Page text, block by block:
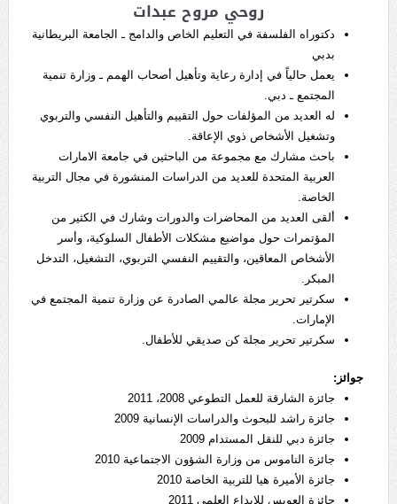
روحي مروح عبدات
دكتوراه الفلسفة في التعليم الخاص والدامج ـ الجامعة البريطانية
بدبي
يعمل حالياً في إدارة رعاية وتأهيل أصحاب الهمم ـ وزارة تنمية
المجتمع ـ دبي.
له العديد من المؤلفات حول التقييم والتأهيل النفسي والتربوي
وتشغيل الأشخاص ذوي الإعاقة.
باحث مشارك مع مجموعة من الباحثين في جامعة الامارات
العربية المتحدة للعديد من الدراسات المنشورة في مجال التربية
الخاصة.
ألقى العديد من المحاضرات والدورات وشارك في الكثير من
المؤتمرات حول مواضيع مشكلات الأطفال السلوكية، وأسر
الأشخاص المعاقين، والتقييم النفسي التربوي، التشغيل، التدخل
المبكر.
سكرتير تحرير مجلة عالمي الصادرة عن وزارة تنمية المجتمع في
الإمارات.
سكرتير تحرير مجلة كن صديقي للأطفال.
جوائز:
جائزة الشارقة للعمل التطوعي 2008، 2011
جائزة راشد للبحوث والدراسات الإنسانية 2009
جائزة دبي للنقل المستدام 2009
جائزة الناموس من وزارة الشؤون الاجتماعية 2010
جائزة الأميرة هيا للتربية الخاصة 2010
جائزة العويس للإبداع العلمي 2011